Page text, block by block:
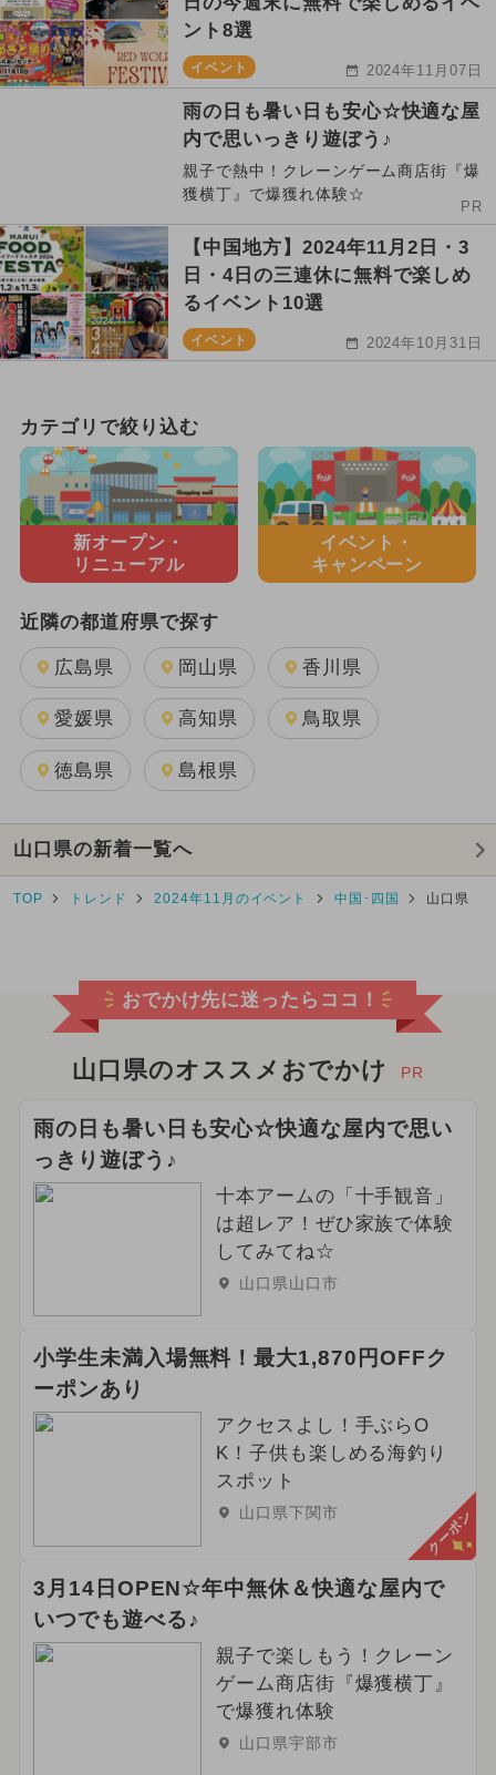
ント8選
イベント 2024年11月07日
雨の日も暑い日も安心☆快適な屋
内で思いっきり遊ぼう♪
親子で熱中！クレーンゲーム商店街『爆
獲横丁』で爆獲れ体験☆
PR
【中国地方】2024年11月2日・3
日・4日の三連休に無料で楽しめ
るイベント10選
イベント 2024年10月31日
カテゴリで絞り込む
新オープン・
リニューアル
イベント・
キャンペーン
近隣の都道府県で探す
広島県 岡山県 香川県
愛媛県 高知県 鳥取県
徳島県 島根県
山口県の新着一覧へ
TOP トレンド 2024年11月のイベント 中国･四国 山口県
おでかけ先に迷ったらココ！
山口県のオススメおでかけ PR
雨の日も暑い日も安心☆快適な屋内で思い
っきり遊ぼう♪
十本アームの「十手観音」
は超レア！ぜひ家族で体験
してみてね☆
山口県山口市
小学生未満入場無料！最大1,870円OFFク
ーポンあり
アクセスよし！手ぶらO
K！子供も楽しめる海釣り
スポット
山口県下関市 クーポン
3月14日OPEN☆年中無休＆快適な屋内で
いつでも遊べる♪
親子で楽しもう！クレーン
ゲーム商店街『爆獲横丁』
で爆獲れ体験
山口県宇部市